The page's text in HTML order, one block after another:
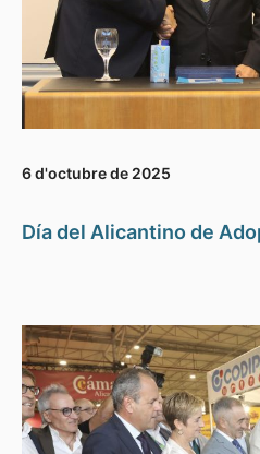
6 d'octubre de 2025
Día del Alicantino de